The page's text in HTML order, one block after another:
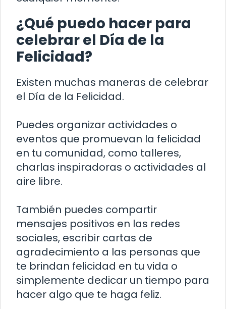
¿Qué puedo hacer para
celebrar el Día de la
Felicidad?
Existen muchas maneras de celebrar
el Día de la Felicidad.
Puedes organizar actividades o
eventos que promuevan la felicidad
en tu comunidad, como talleres,
charlas inspiradoras o actividades al
aire libre.
También puedes compartir
mensajes positivos en las redes
sociales, escribir cartas de
agradecimiento a las personas que
te brindan felicidad en tu vida o
simplemente dedicar un tiempo para
hacer algo que te haga feliz.